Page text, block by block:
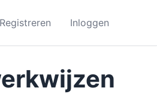
Registreren Inloggen